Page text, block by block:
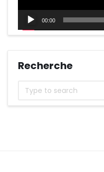
00:00
Recherche